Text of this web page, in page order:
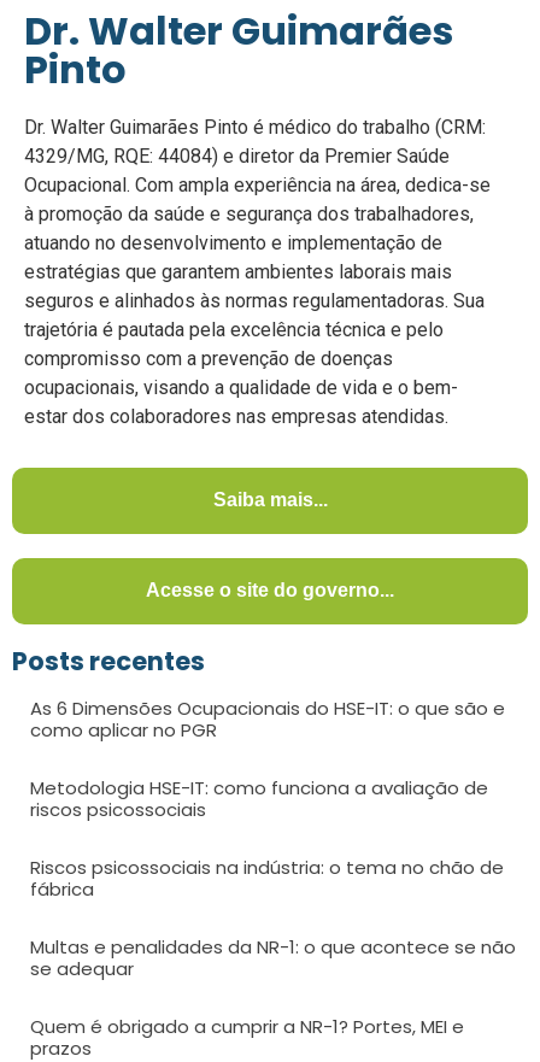
Dr. Walter Guimarães
Pinto
Dr. Walter Guimarães Pinto é médico do trabalho (CRM:
4329/MG, RQE: 44084) e diretor da Premier Saúde
Ocupacional. Com ampla experiência na área, dedica-se
à promoção da saúde e segurança dos trabalhadores,
atuando no desenvolvimento e implementação de
estratégias que garantem ambientes laborais mais
seguros e alinhados às normas regulamentadoras. Sua
trajetória é pautada pela excelência técnica e pelo
compromisso com a prevenção de doenças
ocupacionais, visando a qualidade de vida e o bem-
estar dos colaboradores nas empresas atendidas.
Saiba mais...
Acesse o site do governo...
Posts recentes
As 6 Dimensões Ocupacionais do HSE-IT: o que são e
como aplicar no PGR
Metodologia HSE-IT: como funciona a avaliação de
riscos psicossociais
Riscos psicossociais na indústria: o tema no chão de
fábrica
Multas e penalidades da NR-1: o que acontece se não
se adequar
Quem é obrigado a cumprir a NR-1? Portes, MEI e
prazos